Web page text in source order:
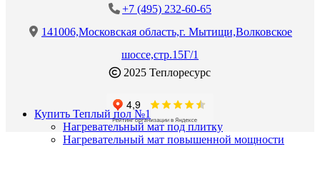
+7 (495) 232-60-65
141006,Московская область,г. Мытищи,Волковское
шоссе,стр.15Г/1
2025 Теплоресурс
Купить Теплый пол №1
Нагревательный мат под плитку
Нагревательный мат повышенной мощности